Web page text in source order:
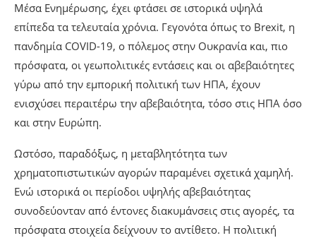
Μέσα Ενημέρωσης, έχει φτάσει σε ιστορικά υψηλά
επίπεδα τα τελευταία χρόνια. Γεγονότα όπως το Brexit, η
πανδημία COVID-19, ο πόλεμος στην Ουκρανία και, πιο
πρόσφατα, οι γεωπολιτικές εντάσεις και οι αβεβαιότητες
γύρω από την εμπορική πολιτική των ΗΠΑ, έχουν
ενισχύσει περαιτέρω την αβεβαιότητα, τόσο στις ΗΠΑ όσο
και στην Ευρώπη.
Ωστόσο, παραδόξως, η μεταβλητότητα των
χρηματοπιστωτικών αγορών παραμένει σχετικά χαμηλή.
Ενώ ιστορικά οι περίοδοι υψηλής αβεβαιότητας
συνοδεύονταν από έντονες διακυμάνσεις στις αγορές, τα
πρόσφατα στοιχεία δείχνουν το αντίθετο. Η πολιτική